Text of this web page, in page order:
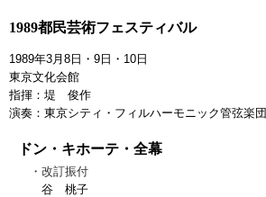
1989都民芸術フェスティバル
1989年3月8日・9日・10日
東京文化会館
指揮：堤 俊作
演奏：東京シティ・フィルハーモニック管弦楽団
ドン・キホーテ・全幕
改訂振付
谷 桃子